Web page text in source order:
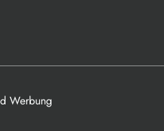
Werbung